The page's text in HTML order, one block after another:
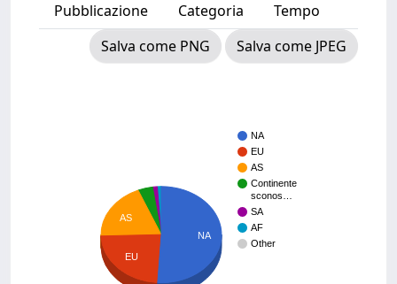
Pubblicazione
Categoria
Tempo
Salva come PNG
Salva come JPEG
NA
EU
AS
Continente
sconos…
SA
AF
Other
AS
EU
NA